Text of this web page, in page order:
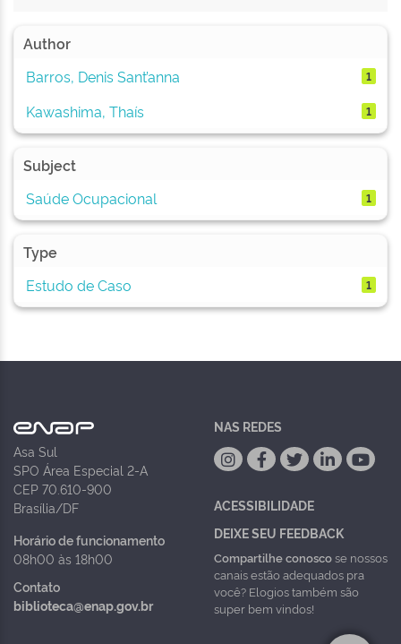
Author
Barros, Denis Sant’anna
1
Kawashima, Thaís 1
Subject
Saúde Ocupacional
1
Type
Estudo de Caso
1
Asa Sul
SPO Área Especial 2-A
CEP 70.610-900
Brasília/DF
Horário de funcionamento
08h00 às 18h00
Contato
biblioteca@enap.gov.br
NAS REDES
ACESSIBILIDADE
DEIXE SEU FEEDBACK
Compartilhe conoscose nossos
canais estão adequados pra
você? Elogios também são
super bem vindos!